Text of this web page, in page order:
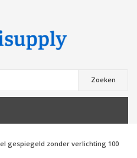
Zoeken
gespiegeld zonder verlichting 100